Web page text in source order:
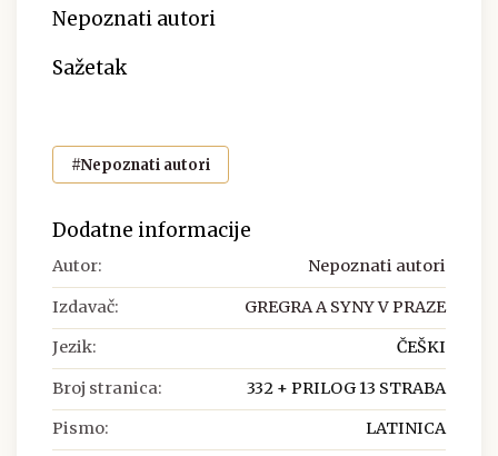
Nepoznati autori
Sažetak
#Nepoznati autori
Dodatne informacije
Autor: Nepoznati autori
Izdavač: GREGRA A SYNY V PRAZE
Jezik: ČEŠKI
Broj stranica: 332 + PRILOG 13 STRABA
Pismo: LATINICA